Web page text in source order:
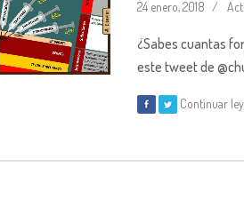
24 enero, 2018
¿Sabes cuantas
este tweet de
Continuar